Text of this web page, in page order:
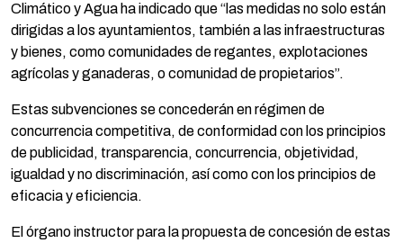
Climático y Agua ha indicado que “las medidas no solo están
dirigidas a los ayuntamientos, también a las infraestructuras
y bienes, como comunidades de regantes, explotaciones
agrícolas y ganaderas, o comunidad de propietarios”.
Estas subvenciones se concederán en régimen de
concurrencia competitiva, de conformidad con los principios
de publicidad, transparencia, concurrencia, objetividad,
igualdad y no discriminación, así como con los principios de
eficacia y eficiencia.
El órgano instructor para la propuesta de concesión de estas